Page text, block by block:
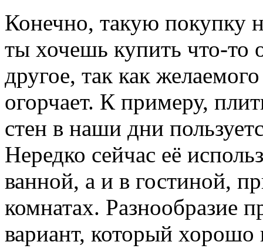
Конечно, такую покупку
ты хочешь купить что-то
другое, так как
огорчает. К примеру,
стен в наши дни
Нередко сейчас её
ванной, а и в гостиной,
комнатах. Разнообразие
вариант, который хорошо